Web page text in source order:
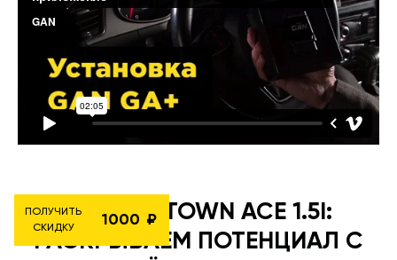
TOYOTA TOWN ACE 1.5I:
РАСКРЫВАЕМ ПОТЕНЦИАЛ С
ПОЛУЧИТЬ
СКИДКУ
1000